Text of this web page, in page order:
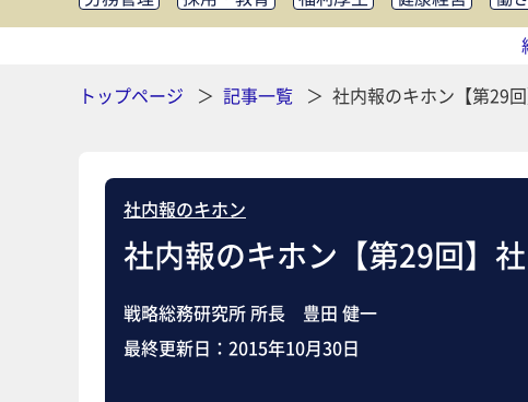
知財管理
リスクマネジメント・BCP 社外・社内
助成金・補
トップページ
記事一覧 社内報のキホン【第29
社内報のキホン
社内報のキホン【第29回】
戦略総務研究所 所長 豊田 健一
最終更新日： 2015年10月30日